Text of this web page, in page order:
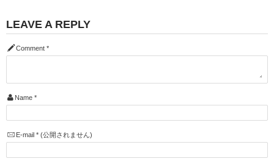
LEAVE A REPLY
Comment *
Name *
E-mail *(公開されません)